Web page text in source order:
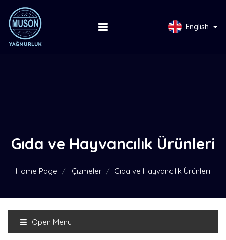
English
Gıda ve Hayvancılık Ürünleri
Home Page Çizmeler Gıda ve Hayvancılık Ürünleri
Open Menu